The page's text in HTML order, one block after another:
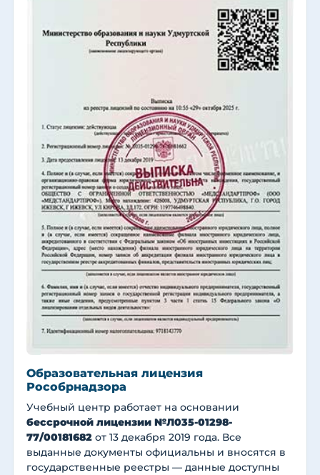
Образовательная лицензия
Рособрнадзора
Учебный центр работает на основании
бессрочной лицензии №Л035-01298-
77/00181682 от 13 декабря 2019 года. Все
выданные документы официальны и вносятся в
государственные реестры — данные доступны